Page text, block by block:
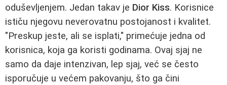
oduševljenjem. Jedan takav je Dior Kiss. Korisnice
ističu njegovu neverovatnu postojanost i kvalitet.
"Preskup jeste, ali se isplati," primećuje jedna od
korisnica, koja ga koristi godinama. Ovaj sjaj ne
samo da daje intenzivan, lep sjaj, već se često
isporučuje u većem pakovanju, što ga čini